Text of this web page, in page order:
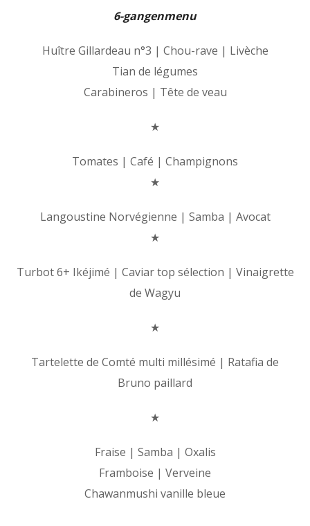
6-gangenmenu
Huître Gillardeau n°3 | Chou-rave | Livèche
Tian de légumes
Carabineros | Tête de veau
★
Tomates | Café | Champignons
★
Langoustine Norvégienne | Samba | Avocat
★
Turbot 6+ Ikéjimé | Caviar top sélection | Vinaigrette
de Wagyu
★
Tartelette de Comté multi millésimé | Ratafia de
Bruno paillard
★
Fraise | Samba | Oxalis
Framboise | Verveine
Chawanmushi vanille bleue